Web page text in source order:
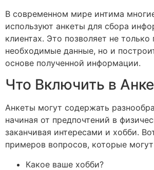
В современном мире интима
используют анкеты для сбора
клиентах. Это позволяет не только
необходимые данные, но и
основе полученной информации.
Что Включить в
Анкеты могут содержать
начиная от предпочтений в
заканчивая интересами и хобби.
примеров вопросов, которые
Какое ваше хобби?